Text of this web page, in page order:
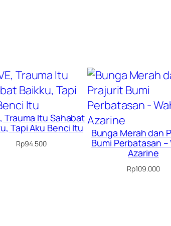
Trauma Itu Sahabat
Tapi Aku Benci Itu
Rp94.500
Bunga Merah dan
Bumi Perbatasan –
Azarine
Rp109.000